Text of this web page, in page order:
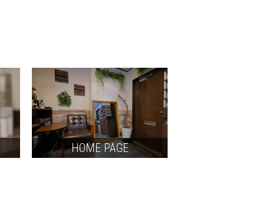
HOME PAGE